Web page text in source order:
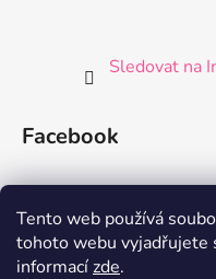
Tento web používá
tohoto webu vyjadřujete
informacízde.
Sledovat na
Facebook